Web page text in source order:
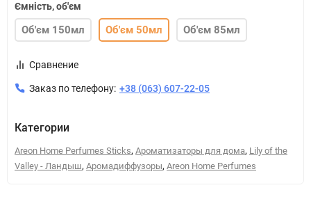
Ємність, об'єм
Об'єм 150мл Об'єм 50мл Об'єм 85мл
Сравнение
Заказ по телефону: +38 (063) 607-22-05
Категории
Areon Home Perfumes Sticks, Ароматизаторы для дома, Lily of the
Valley - Ландыш, Аромадиффузоры, Areon Home Perfumes